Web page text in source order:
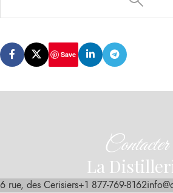
Save
Contacter
La
6 rue, des Cerisiers+1 877-769-8162